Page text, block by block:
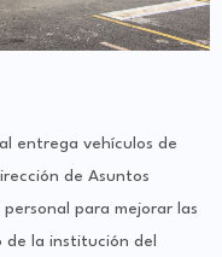
entrega vehículos de
de Asuntos
para mejorar las
de la institución del